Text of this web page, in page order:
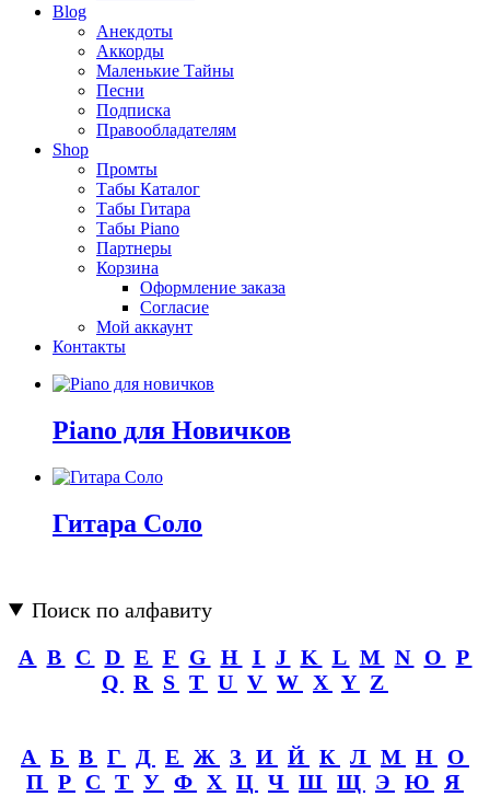
Blog
Анекдоты
Аккорды
Маленькие Тайны
Песни
Подписка
Правообладателям
Shop
Промты
Табы Каталог
Табы Гитара
Табы Piano
Партнеры
Корзина
Оформление заказа
Согласие
Мой аккаунт
Контакты
Piano для Новичков
Гитара Соло
Поиск по алфавиту
A B C D E F G H I J K L M N O
P
Q
R S T U V W X Y Z
А Б В Г Д Е Ж З И Й К Л М Н
О
П Р С Т У Ф Х Ц Ч Ш Щ Э Ю Я